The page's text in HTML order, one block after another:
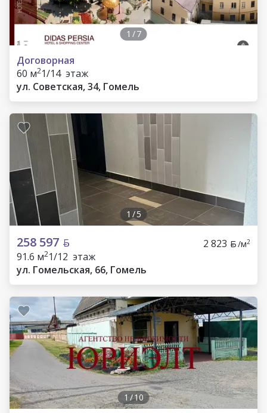
1 /7
Договорная
60 м21/14 этаж
ул. Советская, 34, Гомель
1 /5
258 597 2 823 /м2
91.6 м21/12 этаж
ул. Гомельская, 66, Гомель
1 /10